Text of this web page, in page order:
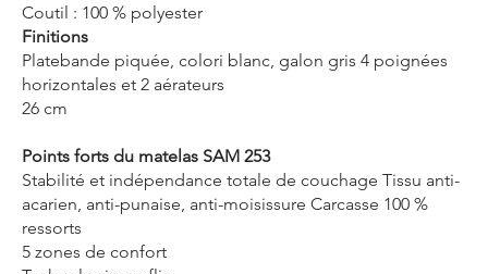
Coutil : 100 % polyester
Finitions
Platebande piquée, colori blanc, galon gris 4 poignées
horizontales et 2 aérateurs
26 cm
Points forts du matelas SAM 253
Stabilité et indépendance totale de couchage Tissu anti-
acarien, anti-punaise, anti-moisissure Carcasse 100 %
ressorts
5 zones de confort